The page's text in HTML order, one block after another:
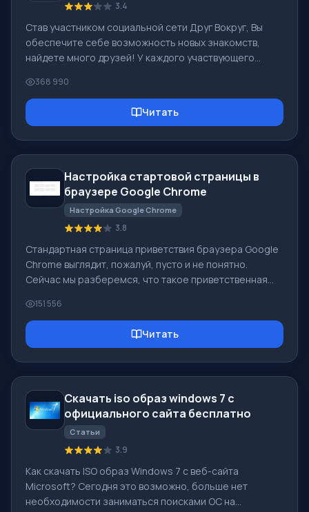
3.4
Став участником социальной сети Друг Вокруг, Вы
обеспечите себе возможность новых знакомств,
найдете много друзей! У каждого участвующего
подруг, просто новых знакомых в этой сети!
Благодаря скромному приложению можно часто
общаться с друзьями на общую тематику! Используя
скачать программу и стать пользователем
программы Друг Вокр
368 990
Читать
Настройка стартовой страницы в
браузере Google Chrome
Настройка Google Chrome
3.8
Стандартная страница приветствия браузера Google
Chrome выглядит, пожалуй, пусто и не понятно.
Сейчас мы разберемся, что такое приветственная
запускаете браузер, первое что Вы видите - это
стартовая страница! Ее еще называют страницей
быстрого доступа, или приветственной страницей.
Chrome. Итак, теперь мы знаем что
151 556
Читать
Скачать iso образ windows 7 с
официального сайта бесплатно
Статьи
3.9
Как скачать ISO образ Windows 7 с веб-сайта
Microsoft? Сегодня это возможно, больше нет
необходимости заниматься поисками ОС на